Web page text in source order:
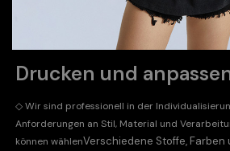
Drucken und
◇ Wir sind professionell in der
Anforderungen an Stil, Material und
können wählenVerschiedene Stoffe,